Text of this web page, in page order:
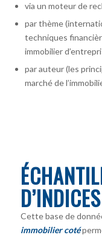
via un moteur de
par thème
techniques
immobilier
par auteur (les
marché de
D’INDICES
Cette base de
immobilier coté